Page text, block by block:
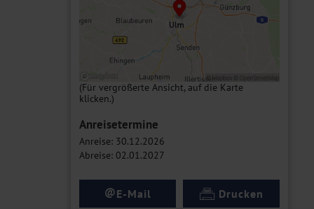
(Für vergrößerte Ansicht, auf die Karte
klicken.)
Anreisetermine
Anreise: 30.12.2026
Abreise: 02.01.2027
@E-Mail Drucken